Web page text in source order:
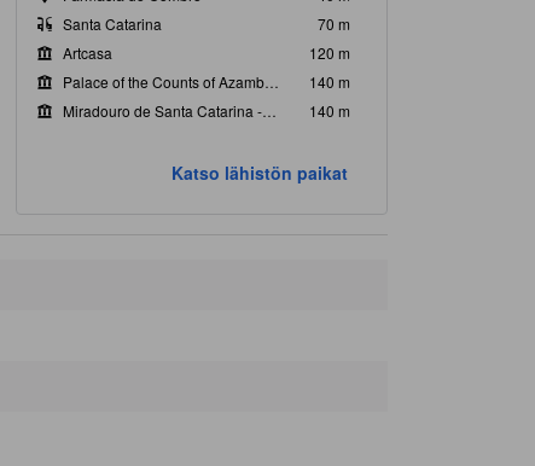
Santa Catarina
70 m
Artcasa
120 m
Palace of the Counts of Azambuja
140 m
Miradouro de Santa Catarina -näköalapaikka
140 m
Katso lähistön paikat